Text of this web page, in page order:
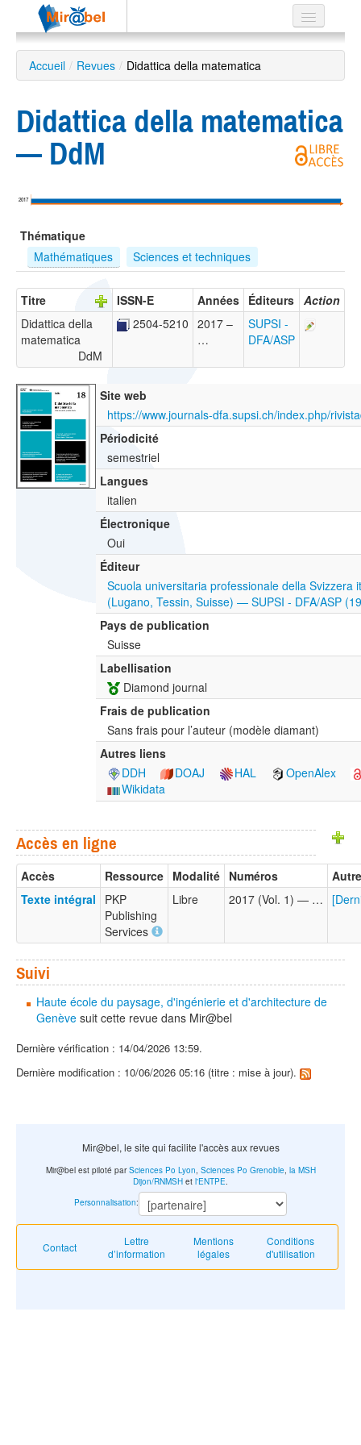
Le réseau
Soutien
Listes
Recherche
EN
ES
?
Accueil / Revues / Didattica della matematica
Didattica della matematica
— DdM
2017
Thématique
Mathématiques
Sciences et techniques
Titre ISSN-E Années Éditeurs Action
Didattica della
matematica
DdM
2504-5210 2017 –
…
SUPSI -
DFA/ASP
Site web
https://www.journals-dfa.supsi.ch/index.php/
Périodicité
semestriel
Langues
italien
Électronique
Oui
Éditeur
Scuola universitaria professionale della Svizzera
(Lugano, Tessin, Suisse) — SUPSI - DFA/ASP
Pays de publication
Suisse
Labellisation
Diamond journal
Frais de publication
Sans frais pour l’auteur (modèle diamant)
Autres liens
DDH
DOAJ HAL
OpenAlex
Wikidata
Accès en ligne
Accès Ressource Modalité Numéros
Texte intégral
PKP
Publishing
Services
Libre 2017 (Vol. 1) — …
Suivi
Haute école du paysage, d'ingénierie et d'architecture de
Genève suit cette revue dans Mir@bel
Dernière vérification : 14/04/2026 13:59.
Dernière modification : 10/06/2026 05:16 (titre : mise à jour).
Mir@bel, le site qui facilite l'accès aux revues
Contact
Lettre
d’information
Mentions
légales
Conditions
d'utilisation
Mir@bel est piloté parSciences Po Lyon Sciences Po Grenoble, la MSH
Dijon/RNMSH et l'ENTPE
Personnalisation: